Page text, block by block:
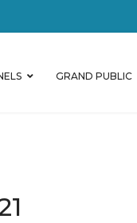
GRAND PUBLIC